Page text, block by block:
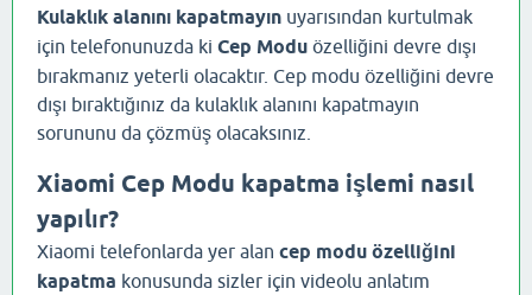
Kulaklık alanını kapatmayın uyarısından kurtulmak
için telefonunuzda ki Cep Modu özelliğini devre dışı
bırakmanız yeterli olacaktır. Cep modu özelliğini devre
dışı bıraktığınız da kulaklık alanını kapatmayın
sorununu da çözmüş olacaksınız.
Xiaomi Cep Modu kapatma işlemi nasıl
yapılır?
Xiaomi telefonlarda yer alan cep modu özelliğini
kapatma konusunda sizler için videolu anlatım